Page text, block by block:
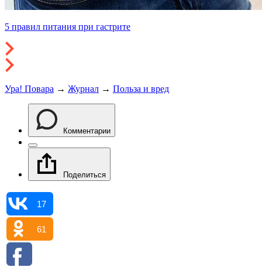
5 правил питания при гастрите
Ура! Повара → Журнал → Польза и вред
Комментарии
Поделиться
17
61